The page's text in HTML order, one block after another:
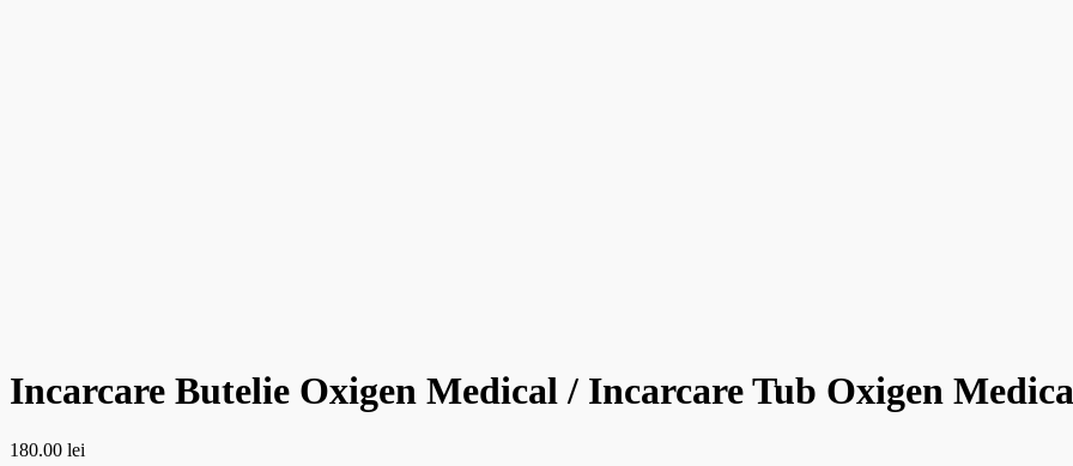
Incarcare Butelie Oxigen Medical / Incarcare Tub Oxigen
180.00 lei